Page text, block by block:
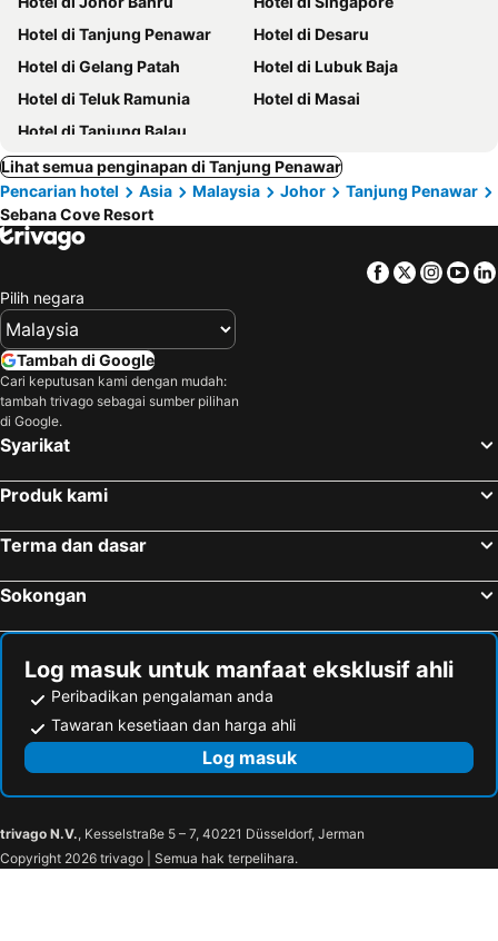
Hotel di Tanjung Penawar
Hotel di Desaru
Hotel di Gelang Patah
Hotel di Lubuk Baja
Hotel di Teluk Ramunia
Hotel di Masai
Hotel di Tanjung Balau
Lihat semua penginapan di Tanjung Penawar
Pencarian hotel
Asia Malaysia Johor
Tanjung Penawar
Sebana Cove Resort
Facebook
Twitter
Pilih negara
Tambah di Google
Cari keputusan kami dengan mudah:
tambah trivago sebagai sumber pilihan
di Google.
Syarikat
Produk kami
Terma dan dasar
Sokongan
Log masuk untuk manfaat eksklusif ahli
Peribadikan pengalaman anda
Tawaran kesetiaan dan harga ahli
Log masuk
trivago N.V., Kesselstraße 5 – 7, 40221 Düsseldorf, Jerman
Copyright 2026 trivago | Semua hak terpelihara.